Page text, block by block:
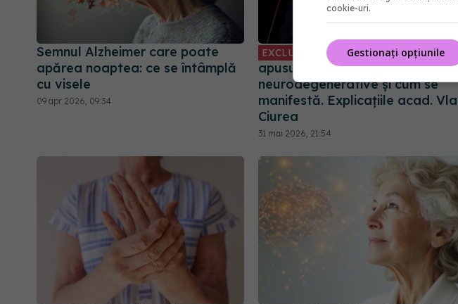
Semnul Alzheimer care poate
apărea noaptea: ce se întâmplă
cu visele
09 apr 2026, 09:34
EXCLUSIV
Ce este sindromul
apusului de soare în bolile
neurodegenerative și cum se
manifestă. Explicațiile acad.
Ciurea
31 mai 2026, 21:54
cookie-uri.
Gestionați opțiunile